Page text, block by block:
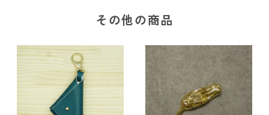
その他の商品